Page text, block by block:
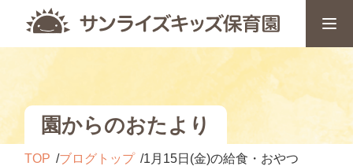
園からのおたより
TOP ブログトップ 1月15日(金)の給食・おやつ